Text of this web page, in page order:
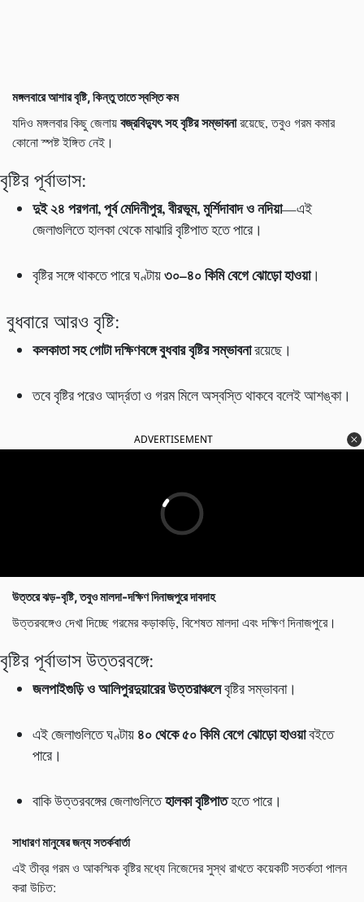
মঙ্গলবারে আশার বৃষ্টি, কিন্তু তাতে স্বস্তি কম
যদিও মঙ্গলবার কিছু জেলায়বজ্রবিদ্যুৎ সহ বৃষ্টির সম্ভাবনারয়েছে, তবুও গরম কমার
কোনো স্পষ্ট ইঙ্গিত নেই।
বৃষ্টির পূর্বাভাস:
দুই ২৪ পরগনা,পূর্ব মেদিনীপুর,বীরভূম,মুর্শিদাবাদ ও নদিয়া—এই
জেলাগুলিতে হালকা থেকে মাঝারি বৃষ্টিপাত হতে পারে।
বৃষ্টির সঙ্গে থাকতে পারে ঘণ্টায়৩০–৪০ কিমি বেগে ঝোড়ো হাওয়া।
বুধবারে আরও বৃষ্টি:
কলকাতা সহ গোটা দক্ষিণবঙ্গে বুধবার বৃষ্টির সম্ভাবনারয়েছে।
তবে বৃষ্টির পরেও আর্দ্রতা ও গরম মিলে অস্বস্তি থাকবে বলেই আশঙ্কা।
ADVERTISEMENT
উত্তরে ঝড়-বৃষ্টি, তবুও মালদা-দক্ষিণ দিনাজপুরে দাবদাহ
উত্তরবঙ্গেও দেখা দিচ্ছে গরমের কড়াকড়ি, বিশেষত মালদা এবং দক্ষিণ দিনাজপুরে।
বৃষ্টির পূর্বাভাস উত্তরবঙ্গে:
জলপাইগুড়ি ও আলিপুরদুয়ারের উত্তরাঞ্চলেবৃষ্টির সম্ভাবনা।
এই জেলাগুলিতে ঘণ্টায় ৪০ থেকে ৫০ কিমি বেগে ঝোড়ো হাওয়াবইতে
পারে।
বাকি উত্তরবঙ্গের জেলাগুলিতেহালকা বৃষ্টিপাতহতে পারে।
সাধারণ মানুষের জন্য সতর্কবার্তা
এই তীব্র গরম ও আকস্মিক বৃষ্টির মধ্যে নিজেদের সুস্থ রাখতে কয়েকটি সতর্কতা পালন
করা উচিত: